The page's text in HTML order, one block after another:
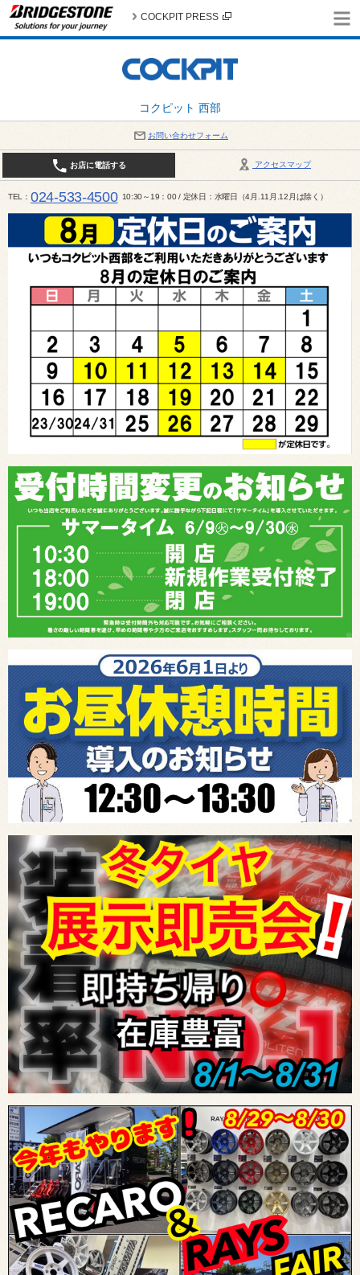
コクピット 西部
COCKPIT PRESS
お問い合わせフォーム
アクセスマップ
お店に電話する
TEL 024-533-4500 10:30～19：00 / 定休日：水曜日（4月.11月.12月